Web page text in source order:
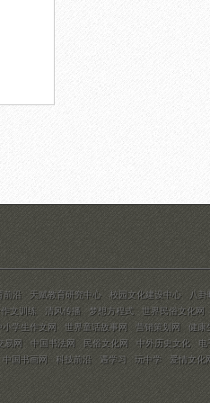
前沿 天赋教育研究中心 校园文化建设中心 八卦
文训练
清风传播 梦想方程式 世界民俗文化网
小学生作文网
世界童话故事网 营销策划网 健康
易网
中国书法网 民俗文化网 中外历史文化 电
中国书画网
科技前沿 遇学习 玩中学 爱情文化